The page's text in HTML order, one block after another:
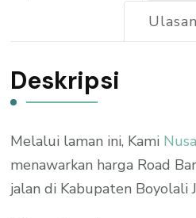
Deskripsi
Melalui laman ini, Kami
menawarkan harga Road
jalan di Kabupaten Boyolali